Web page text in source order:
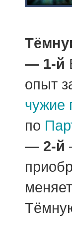
— 1-й
опыт
чужие
по
— 2-й